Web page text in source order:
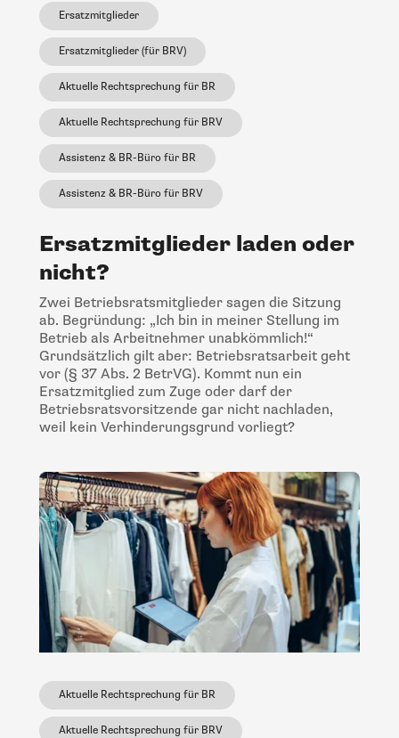
Ersatzmitglieder
Ersatzmitglieder (für BRV)
Aktuelle Rechtsprechung für BR
Aktuelle Rechtsprechung für BRV
Assistenz & BR-Büro für BR
Assistenz & BR-Büro für BRV
Ersatzmitglieder laden oder
nicht?
Zwei Betriebsratsmitglieder sagen die Sitzung
ab. Begründung: „Ich bin in meiner Stellung im
Betrieb als Arbeitnehmer unabkömmlich!“
Grundsätzlich gilt aber: Betriebsratsarbeit geht
vor (§ 37 Abs. 2 BetrVG). Kommt nun ein
Ersatzmitglied zum Zuge oder darf der
Betriebsratsvorsitzende gar nicht nachladen,
weil kein Verhinderungsgrund vorliegt?
Aktuelle Rechtsprechung für BR
Aktuelle Rechtsprechung für BRV